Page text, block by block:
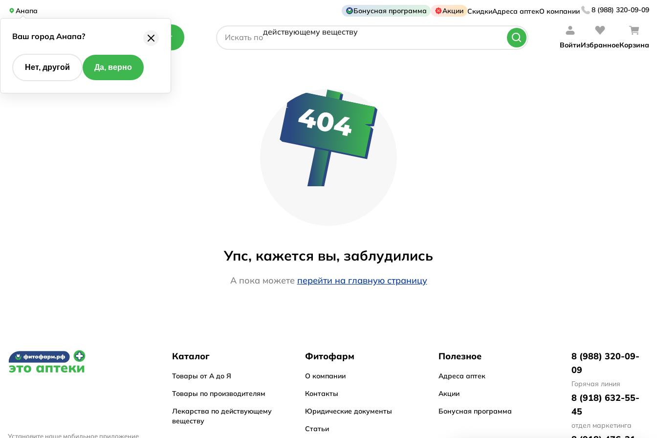
Анапа Бонусная программа Акции СкидкиАдреса аптекО компании 8 (988) 320-09-09
Каталог Искать по
действующему веществу
производителю
ВойтиИзбранноеКорзина
Упс, кажется вы, заблудились
А пока можете перейти на главную страницу
Установите наше мобильное приложение
Каталог
Товары от А до Я
Товары по производителям
Лекарства по действующему
веществу
Фитофарм
О компании
Контакты
Юридические документы
Статьи
Полезное
Адреса аптек
Акции
Бонусная программа
8 (988) 320-09-
09
Горячая линия
8 (918) 632-55-
45
отдел маркетинга
Ваш город Анапа?
Нет, другой Да, верно